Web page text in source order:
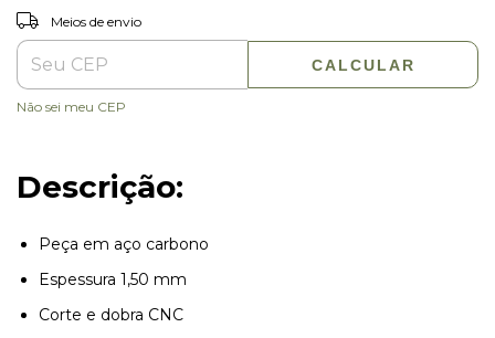
Entregas para o CEP:
Meios de envio
CALCULAR
Não sei meu CEP
Descrição:
Peça em aço carbono
Espessura 1,50 mm
Corte e dobra CNC